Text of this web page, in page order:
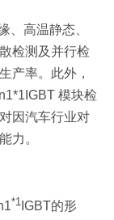
高温静态、
检测及并行检
产率。此外，
模块检
因汽车行业对
力。
*1IGBT的形